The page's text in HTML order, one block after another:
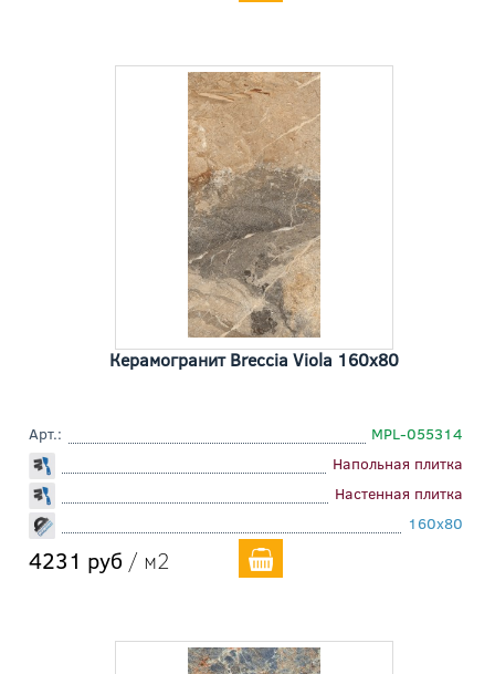
Керамогранит Breccia Viola 160x80
Арт.:
MPL-055314
Напольная плитка
Настенная плитка
160x80
4231 руб / м2